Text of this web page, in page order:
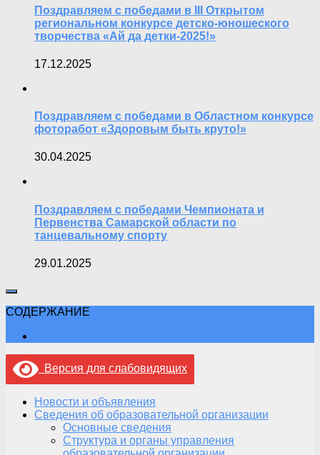
Поздравляем с победами в III Открытом
региональном конкурсе детско-юношеского
творчества «Ай да детки-2025!»
17.12.2025
Поздравляем с победами в Областном конкурсе
фоторабот «Здоровым быть круто!»
30.04.2025
Поздравляем с победами Чемпионата и
Первенства Самарской области по
танцевальному спорту
29.01.2025
СОДЕРЖАНИЕ
Версия для слабовидящих
Новости и объявления
Сведения об образовательной организации
Основные сведения
Структура и органы управления